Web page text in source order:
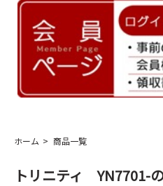
ホーム 商品一覧
トリニティ YN7701-